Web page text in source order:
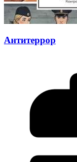
Антитеррор